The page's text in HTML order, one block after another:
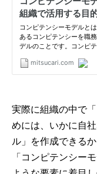
実際に組織の中で
めには、いかに自
ル」を作成できる
「コンピテンシー